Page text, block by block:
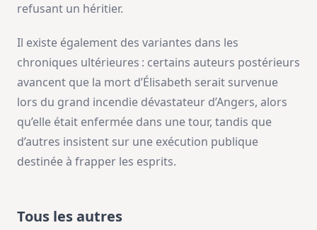
refusant un héritier.
Il existe également des variantes dans les
chroniques ultérieures : certains auteurs postérieurs
avancent que la mort d’Élisabeth serait survenue
lors du grand incendie dévastateur d’Angers, alors
qu’elle était enfermée dans une tour, tandis que
d’autres insistent sur une exécution publique
destinée à frapper les esprits.
Tous les autres